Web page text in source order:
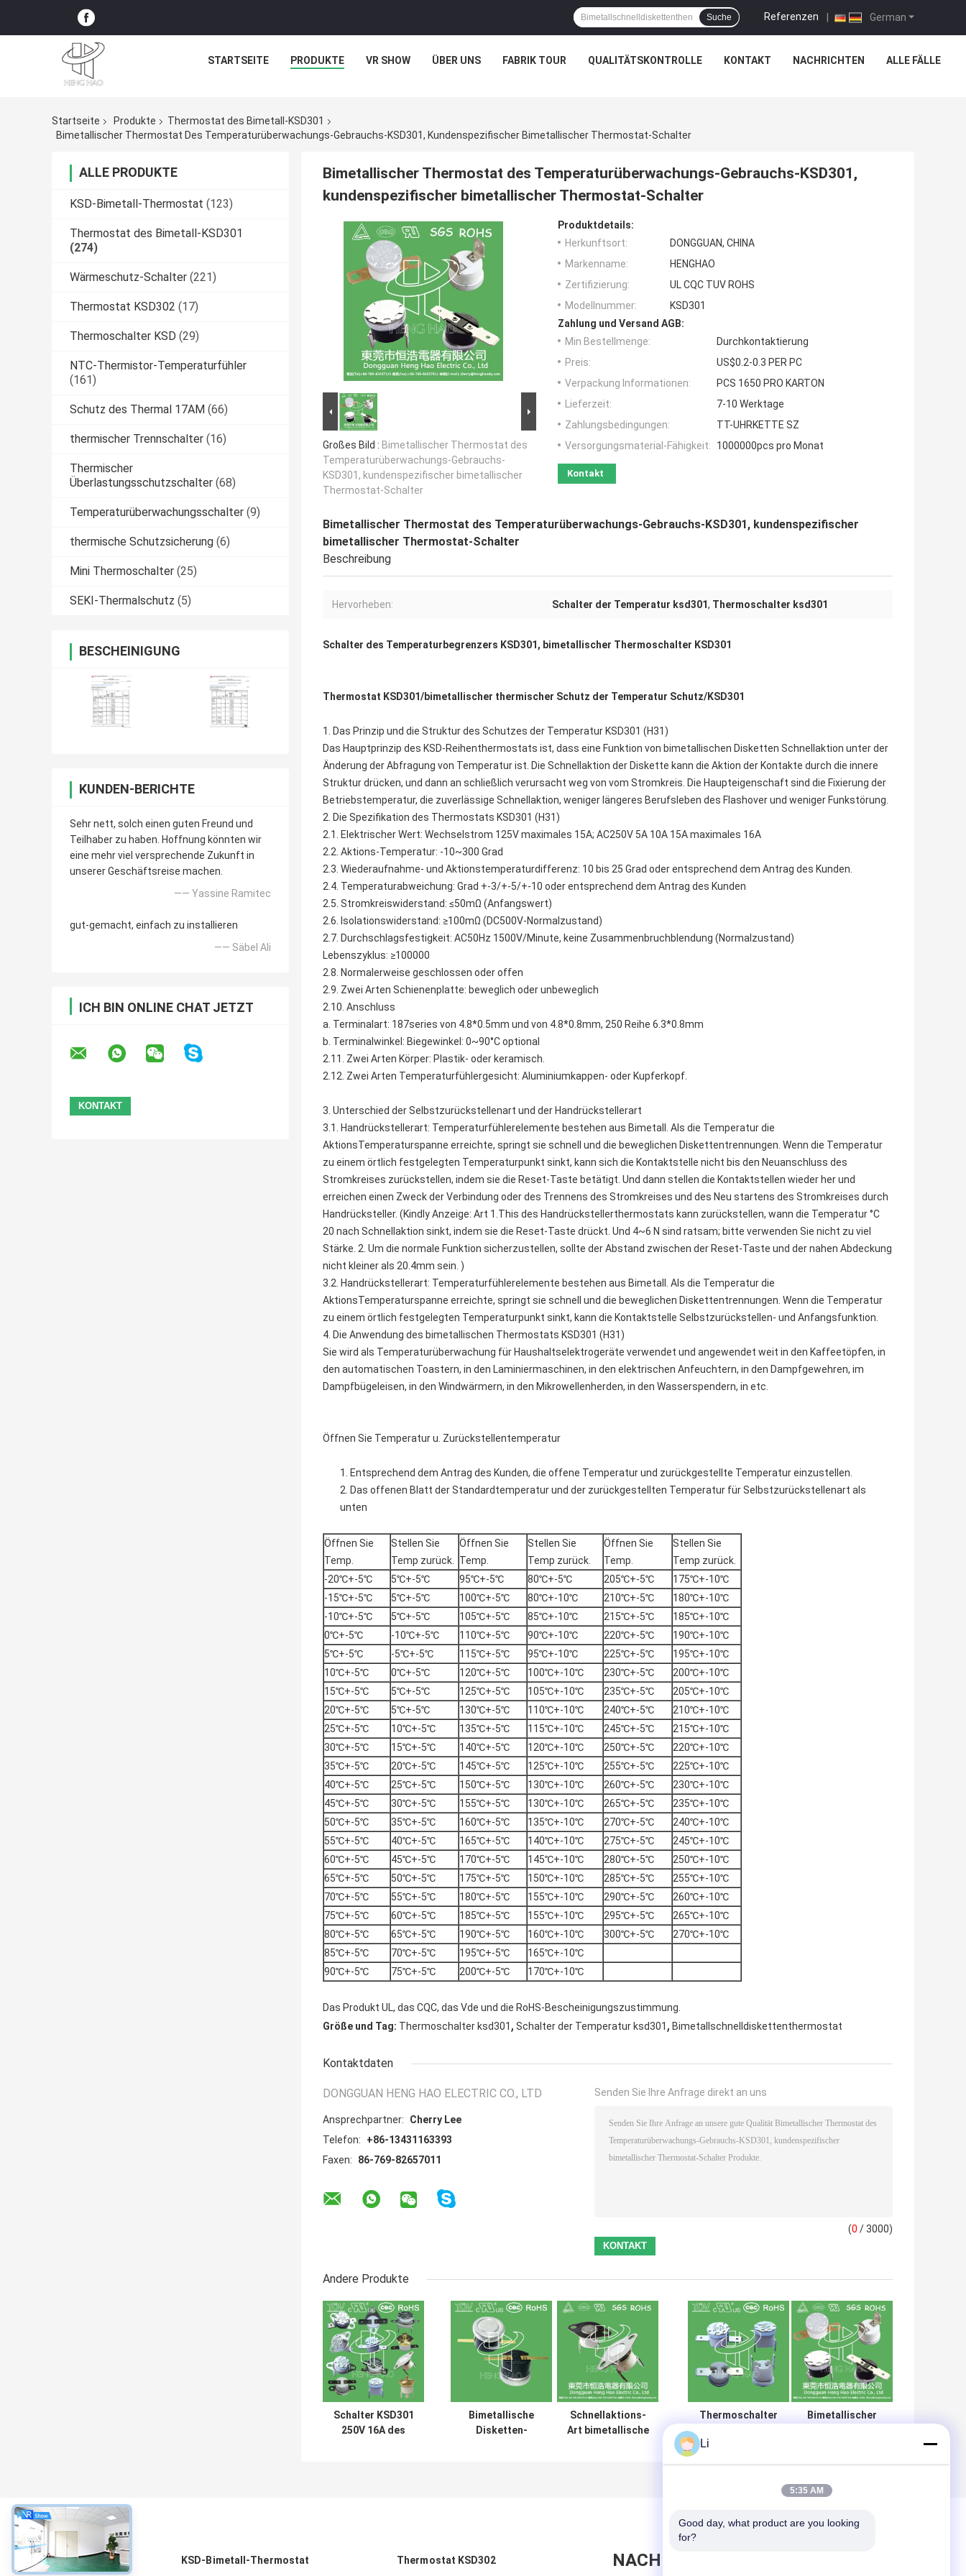
German
Referenzen |
Suche
STARTSEITE PRODUKTE VR SHOW ÜBER UNS FABRIK TOUR QUALITÄTSKONTROLLE KONTAKT NACHRICHTEN ALLE FÄLLE
Startseite Produkte
Thermostat des Bimetall-KSD301
Bimetallischer Thermostat Des Temperaturüberwachungs-Gebrauchs-KSD301, Kundenspezifischer Bimetallischer Thermostat-Schalter
ALLE PRODUKTE
KSD-Bimetall-Thermostat (123)
Thermostat des Bimetall-KSD301
(274)
Wärmeschutz-Schalter (221)
Thermostat KSD302 (17)
Thermoschalter KSD (29)
NTC-Thermistor-Temperaturfühler
(161)
Schutz des Thermal 17AM (66)
thermischer Trennschalter (16)
Thermischer
Überlastungsschutzschalter (68)
Temperaturüberwachungsschalter (9)
thermische Schutzsicherung (6)
Mini Thermoschalter (25)
SEKI-Thermalschutz (5)
BESCHEINIGUNG
KUNDEN-BERICHTE
Sehr nett, solch einen guten Freund und
Teilhaber zu haben. Hoffnung könnten wir
eine mehr viel versprechende Zukunft in
unserer Geschäftsreise machen.
—— Yassine Ramitec
gut-gemacht, einfach zu installieren
—— Säbel Ali
ICH BIN ONLINE CHAT JETZT
Bimetallischer Thermostat des Temperaturüberwachungs-Gebrauchs-KSD301,
kundenspezifischer bimetallischer Thermostat-Schalter
Großes Bild : Bimetallischer Thermostat des
Temperaturüberwachungs-Gebrauchs-
KSD301, kundenspezifischer bimetallischer
Thermostat-Schalter
Produktdetails:
Herkunftsort:
DONGGUAN, CHINA
Markenname:
HENGHAO
Zertifizierung:
UL CQC TUV ROHS
Modellnummer:
KSD301
Zahlung und Versand AGB:
Min Bestellmenge:
Durchkontaktierung
Preis:
US$0.2-0.3 PER PC
Verpackung Informationen:
PCS 1650 PRO KARTON
Lieferzeit:
7-10 Werktage
Zahlungsbedingungen:
TT-UHRKETTE SZ
Versorgungsmaterial-Fähigkeit:
1000000pcs pro Monat
Kontakt
Bimetallischer Thermostat des Temperaturüberwachungs-Gebrauchs-KSD301, kundenspezifischer
bimetallischer Thermostat-Schalter
Beschreibung
Hervorheben: Schalter der Temperatur ksd301, Thermoschalter ksd301
Schalter des Temperaturbegrenzers KSD301, bimetallischer Thermoschalter KSD301
Thermostat KSD301/bimetallischer thermischer Schutz der Temperatur Schutz/KSD301
1. Das Prinzip und die Struktur des Schutzes der Temperatur KSD301 (H31)
Das Hauptprinzip des KSD-Reihenthermostats ist, dass eine Funktion von bimetallischen Disketten Schnellaktion unter der
Änderung der Abfragung von Temperatur ist. Die Schnellaktion der Diskette kann die Aktion der Kontakte durch die innere
Struktur drücken, und dann an schließlich verursacht weg von vom Stromkreis. Die Haupteigenschaft sind die Fixierung der
Betriebstemperatur, die zuverlässige Schnellaktion, weniger längeres Berufsleben des Flashover und weniger Funkstörung.
2. Die Spezifikation des Thermostats KSD301 (H31)
2.1. Elektrischer Wert: Wechselstrom 125V maximales 15A; AC250V 5A 10A 15A maximales 16A
2.2. Aktions-Temperatur: -10~300 Grad
2.3. Wiederaufnahme- und Aktionstemperaturdifferenz: 10 bis 25 Grad oder entsprechend dem Antrag des Kunden.
2.4. Temperaturabweichung: Grad +-3/+-5/+-10 oder entsprechend dem Antrag des Kunden
2.5. Stromkreiswiderstand: ≤50mΩ (Anfangswert)
2.6. Isolationswiderstand: ≥100mΩ (DC500V-Normalzustand)
2.7. Durchschlagsfestigkeit: AC50Hz 1500V/Minute, keine Zusammenbruchblendung (Normalzustand)
Lebenszyklus: ≥100000
2.8. Normalerweise geschlossen oder offen
2.9. Zwei Arten Schienenplatte: beweglich oder unbeweglich
2.10. Anschluss
a. Terminalart: 187series von 4.8*0.5mm und von 4.8*0.8mm, 250 Reihe 6.3*0.8mm
b. Terminalwinkel: Biegewinkel: 0~90°C optional
2.11. Zwei Arten Körper: Plastik- oder keramisch.
2.12. Zwei Arten Temperaturfühlergesicht: Aluminiumkappen- oder Kupferkopf.
3. Unterschied der Selbstzurückstellenart und der Handrückstellerart
3.1. Handrückstellerart: Temperaturfühlerelemente bestehen aus Bimetall. Als die Temperatur die
AktionsTemperaturspanne erreichte, springt sie schnell und die beweglichen Diskettentrennungen. Wenn die Temperatur
zu einem örtlich festgelegten Temperaturpunkt sinkt, kann sich die Kontaktstelle nicht bis den Neuanschluss des
Stromkreises zurückstellen, indem sie die Reset-Taste betätigt. Und dann stellen die Kontaktstellen wieder her und
erreichen einen Zweck der Verbindung oder des Trennens des Stromkreises und des Neu startens des Stromkreises durch
Handrücksteller. (Kindly Anzeige: Art 1.This des Handrückstellerthermostats kann zurückstellen, wann die Temperatur °C
20 nach Schnellaktion sinkt, indem sie die Reset-Taste drückt. Und 4~6 N sind ratsam; bitte verwenden Sie nicht zu viel
Stärke. 2. Um die normale Funktion sicherzustellen, sollte der Abstand zwischen der Reset-Taste und der nahen Abdeckung
nicht kleiner als 20.4mm sein. )
3.2. Handrückstellerart: Temperaturfühlerelemente bestehen aus Bimetall. Als die Temperatur die
AktionsTemperaturspanne erreichte, springt sie schnell und die beweglichen Diskettentrennungen. Wenn die Temperatur
zu einem örtlich festgelegten Temperaturpunkt sinkt, kann die Kontaktstelle Selbstzurückstellen- und Anfangsfunktion.
4. Die Anwendung des bimetallischen Thermostats KSD301 (H31)
Sie wird als Temperaturüberwachung für Haushaltselektrogeräte verwendet und angewendet weit in den Kaffeetöpfen, in
den automatischen Toastern, in den Laminiermaschinen, in den elektrischen Anfeuchtern, in den Dampfgewehren, im
Dampfbügeleisen, in den Windwärmern, in den Mikrowellenherden, in den Wasserspendern, in etc.
Öffnen Sie Temperatur u. Zurückstellentemperatur
1. Entsprechend dem Antrag des Kunden, die offene Temperatur und zurückgestellte Temperatur einzustellen.
2. Das offenen Blatt der Standardtemperatur und der zurückgestellten Temperatur für Selbstzurückstellenart als
unten
Öffnen Sie
Temp.
Stellen Sie
Temp zurück.
Öffnen Sie
Temp.
Stellen Sie
Temp zurück.
Öffnen Sie
Temp.
Stellen Sie
Temp zurück.
-20℃+-5℃
5℃+-5℃ 95℃+-5℃ 80℃+-5℃ 205℃+-5℃
175℃+-10℃
-15℃+-5℃
5℃+-5℃ 100℃+-5℃ 80℃+-10℃ 210℃+-5℃
180℃+-10℃
-10℃+-5℃
5℃+-5℃ 105℃+-5℃ 85℃+-10℃ 215℃+-5℃
185℃+-10℃
0℃+-5℃
-10℃+-5℃ 110℃+-5℃ 90℃+-10℃ 220℃+-5℃
190℃+-10℃
5℃+-5℃
-5℃+-5℃ 115℃+-5℃ 95℃+-10℃ 225℃+-5℃
195℃+-10℃
10℃+-5℃
0℃+-5℃ 120℃+-5℃ 100℃+-10℃ 230℃+-5℃
200℃+-10℃
15℃+-5℃
5℃+-5℃ 125℃+-5℃ 105℃+-10℃ 235℃+-5℃
205℃+-10℃
20℃+-5℃
5℃+-5℃ 130℃+-5℃ 110℃+-10℃ 240℃+-5℃
210℃+-10℃
25℃+-5℃
10℃+-5℃ 135℃+-5℃ 115℃+-10℃ 245℃+-5℃
215℃+-10℃
30℃+-5℃
15℃+-5℃ 140℃+-5℃ 120℃+-10℃ 250℃+-5℃
220℃+-10℃
35℃+-5℃
20℃+-5℃ 145℃+-5℃ 125℃+-10℃ 255℃+-5℃
225℃+-10℃
40℃+-5℃
25℃+-5℃ 150℃+-5℃ 130℃+-10℃ 260℃+-5℃
230℃+-10℃
45℃+-5℃
30℃+-5℃ 155℃+-5℃ 130℃+-10℃ 265℃+-5℃
235℃+-10℃
50℃+-5℃
35℃+-5℃ 160℃+-5℃ 135℃+-10℃ 270℃+-5℃
240℃+-10℃
55℃+-5℃
40℃+-5℃ 165℃+-5℃ 140℃+-10℃ 275℃+-5℃
245℃+-10℃
60℃+-5℃
45℃+-5℃ 170℃+-5℃ 145℃+-10℃ 280℃+-5℃
250℃+-10℃
65℃+-5℃
50℃+-5℃ 175℃+-5℃ 150℃+-10℃ 285℃+-5℃
255℃+-10℃
70℃+-5℃
55℃+-5℃ 180℃+-5℃ 155℃+-10℃ 290℃+-5℃
260℃+-10℃
75℃+-5℃
60℃+-5℃ 185℃+-5℃ 155℃+-10℃ 295℃+-5℃
265℃+-10℃
80℃+-5℃
65℃+-5℃ 190℃+-5℃ 160℃+-10℃ 300℃+-5℃
270℃+-10℃
85℃+-5℃
70℃+-5℃ 195℃+-5℃
165℃+-10℃
90℃+-5℃
75℃+-5℃ 200℃+-5℃ 170℃+-10℃
Das Produkt UL, das CQC, das Vde und die RoHS-Bescheinigungszustimmung.
Größe und Tag: Thermoschalter ksd301 , Schalter der Temperatur ksd301 , Bimetallschnelldiskettenthermostat
Kontaktdaten
DONGGUAN HENG HAO ELECTRIC CO., LTD
Ansprechpartner:
Cherry Lee
Telefon:
+86-13431163393
Faxen:
86-769-82657011
Senden Sie Ihre Anfrage direkt an uns
(0 / 3000)
Andere Produkte
Schalter KSD301
250V 16A des
Bimetallische
Disketten-
Schnellaktions-
Art bimetallische
Thermoschalter
bimetallischen
Temperatur-KSD301,
Bimetallischer
über KSD-Bimetall-Thermostat Thermostat KSD302 NACHRICHT HINTERLASSEN
Li
5:35 AM
Good day, what product are you looking
for?